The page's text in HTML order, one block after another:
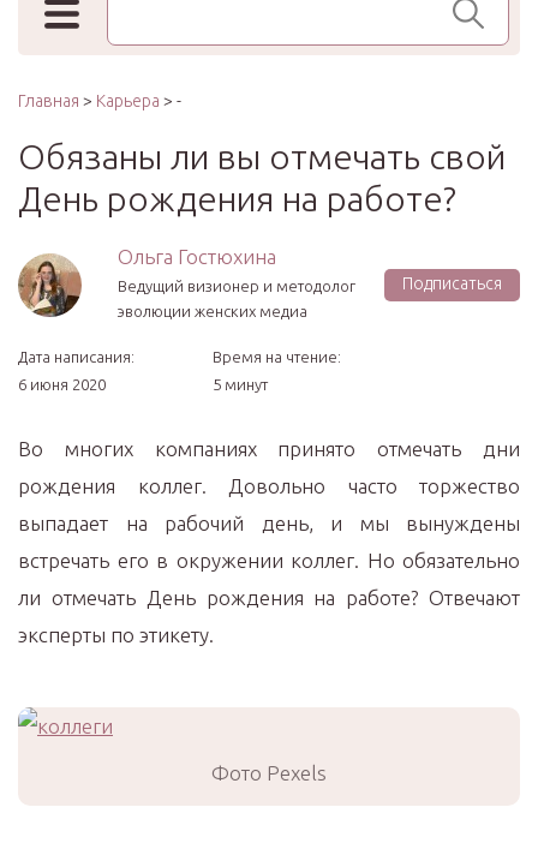
Главная > Карьера > -
Обязаны ли вы отмечать свой
День рождения на работе?
Ольга Гостюхина
Ведущий визионер и методолог
эволюции женских медиа
Подписаться
Дата написания:
6 июня 2020
Время на чтение:
5 минут
Во многих компаниях принято отмечать дни
рождения коллег. Довольно часто торжество
выпадает на рабочий день, и мы вынуждены
встречать его в окружении коллег. Но обязательно
ли отмечать День рождения на работе? Отвечают
эксперты по этикету.
Фото Pexels